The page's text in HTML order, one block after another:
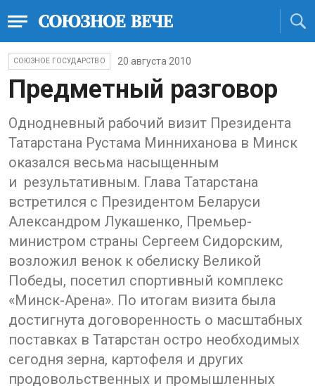
СОЮЗНОЕ ГОСУДАРСТВО 20 августа 2010
Предметный разговор
Однодневный рабочий визит Президента
Татарстана Рустама Минниханова в Минск
оказался весьма насыщенным
и результативным. Глава Татарстана
встретился с Президентом Беларуси
Александром Лукашенко, Премьер-
министром страны Сергеем Сидорским,
возложил венок к обелиску Великой
Победы, посетил спортивный комплекс
«Минск-Арена». По итогам визита была
достигнута договоренность о масштабных
поставках в Татарстан остро необходимых
сегодня зерна, картофеля и других
продовольственных и промышленных